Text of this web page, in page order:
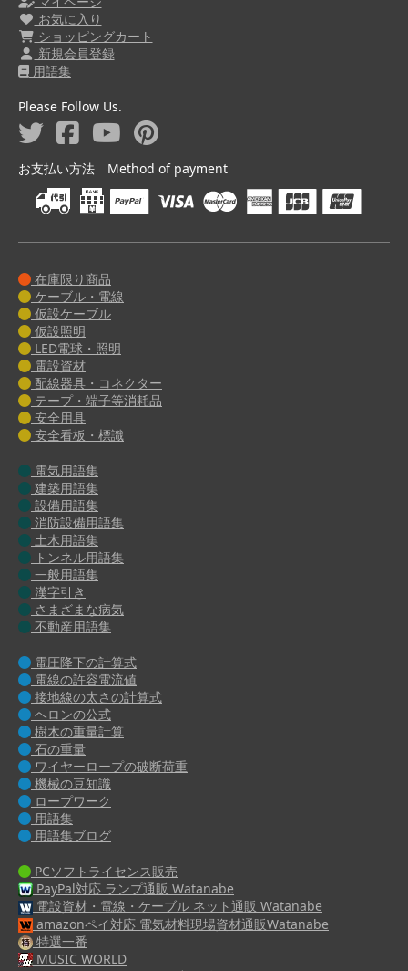
お気に入り
ショッピングカート
新規会員登録
用語集
Please Follow Us.
お支払い方法 Method of payment
在庫限り商品
ケーブル・電線
仮設ケーブル
仮設照明
LED電球・照明
電設資材
配線器具・コネクター
テープ・端子等消耗品
安全用具
安全看板・標識
電気用語集
建築用語集
設備用語集
消防設備用語集
土木用語集
トンネル用語集
一般用語集
漢字引き
さまざまな病気
不動産用語集
電圧降下の計算式
電線の許容電流値
接地線の太さの計算式
ヘロンの公式
樹木の重量計算
石の重量
ワイヤーロープの破断荷重
機械の豆知識
ロープワーク
用語集
用語集ブログ
PCソフトライセンス販売
PayPal対応 ランプ通販 Watanabe
電設資材・電線・ケーブル ネット通販 Watanabe
amazonペイ対応 電気材料現場資材通販Watanabe
特選一番
MUSIC WORLD